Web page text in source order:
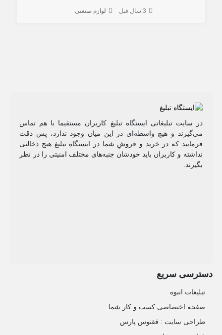
3 سال قبل لوازم صنعتی
در سایت تبلیغاتی ایستگاه تبلیغ کاربران مستقیما با هم تماس
می‌گیرند و هیچ واسطه‌ای در این میان وجود ندارد، پس دقت
فرمایید که در خرید و فروشِ شما در ایستگاه تبلیغ هیچ دخالتی
نداشته و کاربران باید خودشان جنبه‌های مختلف امنیتی را در نظر
بگیرند.
دسترسی سریع
تبلیغات انبوه
صفحه اختصاصی کسب و کار شما
طراحی سایت :‌ ققنوس پارس